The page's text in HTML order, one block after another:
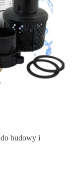
do budowy i